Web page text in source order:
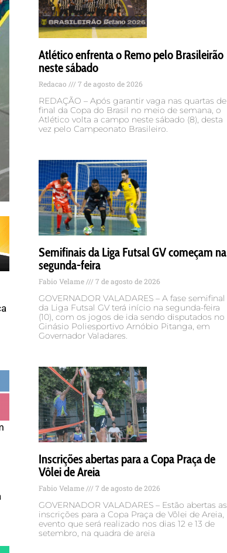
Atlético enfrenta o Remo pelo Brasileirão
neste sábado
Redacao 7 de agosto de 2026
REDAÇÃO – Após garantir vaga nas quartas de
final da Copa do Brasil no meio de semana, o
Atlético volta a campo neste sábado (8), desta
vez pelo Campeonato Brasileiro.
Semifinais da Liga Futsal GV começam na
segunda-feira
Fabio Velame 7 de agosto de 2026
GOVERNADOR VALADARES – A fase semifinal
da Liga Futsal GV terá início na segunda-feira
(10), com os jogos de ida sendo disputados no
Ginásio Poliesportivo Arnóbio Pitanga, em
Governador Valadares.
Inscrições abertas para a Copa Praça de
Vôlei de Areia
Fabio Velame 7 de agosto de 2026
GOVERNADOR VALADARES – Estão abertas as
inscrições para a Copa Praça de Vôlei de Areia,
evento que será realizado nos dias 12 e 13 de
setembro, na quadra de areia